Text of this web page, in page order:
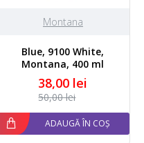
Montana
Blue, 9100 White,
Montana, 400 ml
38,00 lei
50,00 lei
ADAUGĂ ÎN COȘ